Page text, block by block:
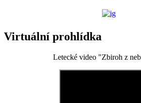
Virtuální prohlídka
Letecké video "Zbiroh z